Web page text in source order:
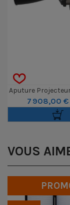
Aputure
CS32 Avec
7 908,00 €
VOUS